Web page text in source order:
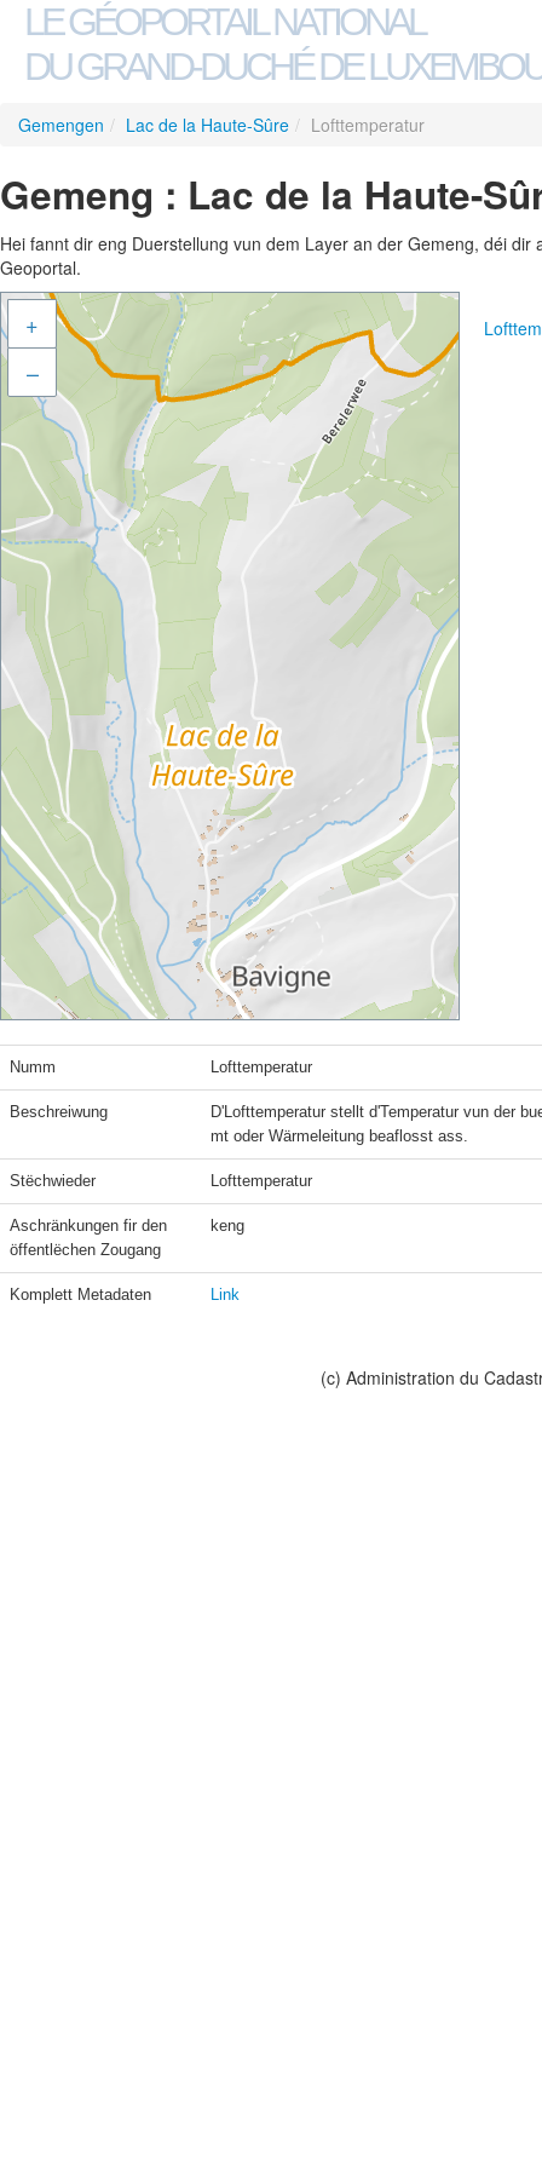
LE GÉOPORTAIL NATIONAL
DU GRAND-DUCHÉ DE
Gemengen / Lac de la Haute-Sûre / Lofttemperatur
Gemeng : Lac de la Haute-
Hei fannt dir eng Duerstellung vun dem Layer an der Gemeng, déi
Geoportal.
+
–
Numm Lofttemperatur
Beschreiwung
D'Lofttemperatur stellt d'Temperatur vun der
mt oder Wärmeleitung beaflosst ass.
Stëchwieder Lofttemperatur
Aschränkungen fir den
öffentlëchen Zougang
keng
Komplett Metadaten Link
(c) Administration du